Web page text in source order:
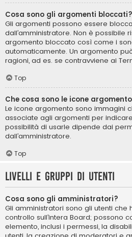
Cosa sono gli argomenti bloccati?
Gli argomenti possono essere
dall’amministratore. Non è possibile
argomento bloccato così come i
automaticamente. Un argomento
ragioni, ad es. se contravviene ai
Top
Che cosa sono le icone
Le icone argomento sono immagini
associate agli argomenti per
possibilità di usarle dipende dai
dall’amministratore.
Top
Livelli e gruppi di utenti
Cosa sono gli amministratori?
Gli amministratori sono gli utenti che
controllo sull’intera Board; possono
elemento, inclusi i permessi, la